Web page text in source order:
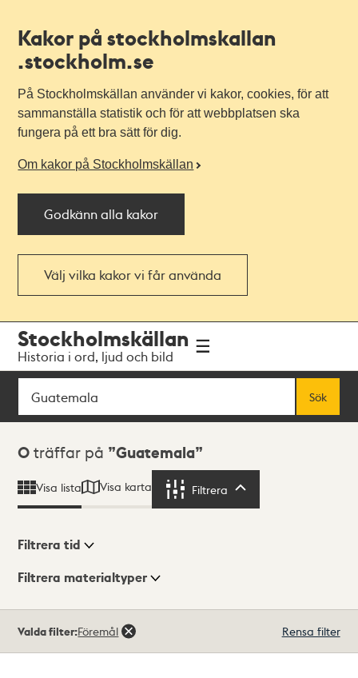
Kakor på stockholmskallan
.stockholm.se
På Stockholmskällan använder vi kakor, cookies, för att
sammanställa statistik och för att webbplatsen ska
fungera på ett bra sätt för dig.
Om kakor på Stockholmskällan
Godkänn alla kakor
Välj vilka kakor vi får använda
navigationen
huvudinnehållet
Stockholmskällan
Historia i ord, ljud och bild
Sök
Sök
Sökresultat
0 träffar på Guatemala
Visa lista Visa karta Filtrera
Visningsläge
Filtrera tid
Filtrera materialtyper
träffar
Valda filter:Föremål Rensa filter